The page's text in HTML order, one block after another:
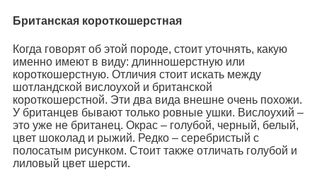
Британская короткошерстная
Когда говорят об этой породе, стоит уточнять, какую
именно имеют в виду: длинношерстную или
короткошерстную. Отличия стоит искать между
шотландской вислоухой и британской
короткошерстной. Эти два вида внешне очень похожи.
У британцев бывают только ровные ушки. Вислоухий –
это уже не британец. Окрас – голубой, черный, белый,
цвет шоколад и рыжий. Редко – серебристый с
полосатым рисунком. Стоит также отличать голубой и
лиловый цвет шерсти.